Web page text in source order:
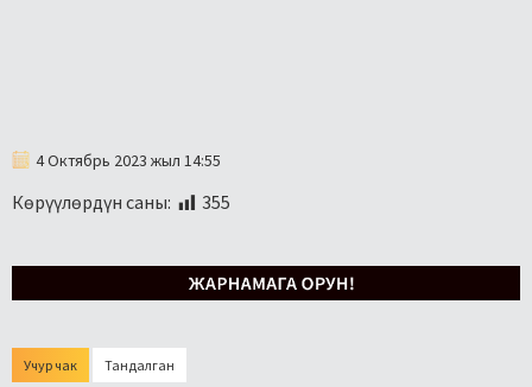
4 Октябрь 2023 жыл 14:55
Көрүүлөрдүн саны: 355
Учур чак Тандалган